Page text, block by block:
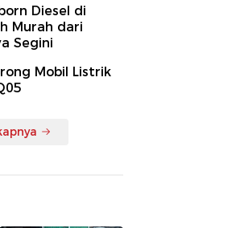
Diesel di
Murah dari
Segini
Mobil Listrik